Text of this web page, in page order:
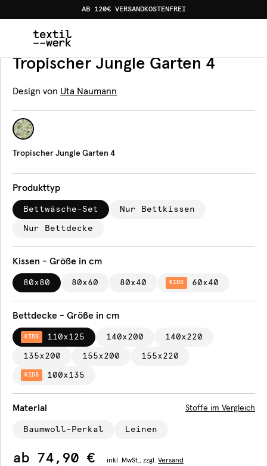
AB 120€ VERSANDKOSTENFREI
Produkte Bettwäsche Tropischer Jungle
Bettwäsche
Tropischer Jungle Garten 4
Design von Uta Naumann
Tropischer Jungle Garten 4
Produkttyp
Bettwäsche-Set Nur Bettkissen
Nur Bettdecke
Kissen - Größe in cm
80x80 80x60 80x40 KIDS 60x40
Bettdecke - Größe in cm
KIDS 110x125 140x200 140x220
135x200 155x200 155x220
KIDS 100x135
Material Stoffe im Vergleich
Baumwoll-Perkal Leinen
ab 74,90 € inkl. MwSt., zzgl. Versand